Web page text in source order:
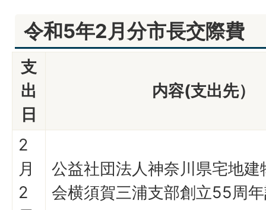
令和5年2月分市長交際費
支
出
日
内容(支出先）
2
月
2
公益社団法人神奈川県宅地建
会横須賀三浦支部創立55周